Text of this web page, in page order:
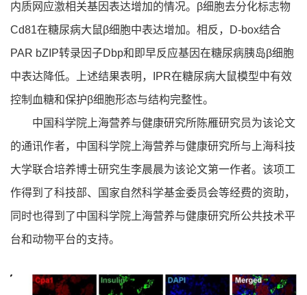
内质网应激相关基因表达增加的情况。β细胞去分化标志物
Cd81在糖尿病大鼠β细胞中表达增加。相反，D-box结合
PAR bZIP转录因子Dbp和即早反应基因在糖尿病胰岛β细胞
中表达降低。上述结果表明，IPR在糖尿病大鼠模型中有效
控制血糖和保护β细胞形态与结构完整性。
中国科学院上海营养与健康研究所陈雁研究员为该论文
的通讯作者，中国科学院上海营养与健康研究所与上海科技
大学联合培养博士研究生李晨晨为该论文第一作者。该项工
作得到了科技部、国家自然科学基金委员会等经费的资助，
同时也得到了中国科学院上海营养与健康研究所公共技术平
台和动物平台的支持。